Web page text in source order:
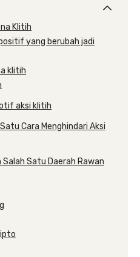
Klitih
yang berubah jadi
klitih
aksi klitih
Cara Menghindari Aksi
Salah Satu Daerah Rawan